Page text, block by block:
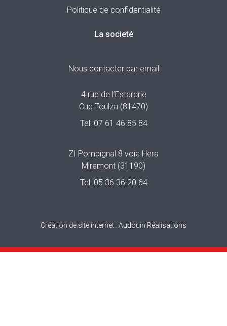
Politique de confidentialité
La societé
Nous contacter par email
4 rue de l’Estardrie
Cuq Toulza (81470)
Tel: 07 61 46 85 84
ZI Pompignal 8 voie Hera
Miremont (31190)
Tel: 05 36 36 20 64
Création de site internet : Audouin Réalisations